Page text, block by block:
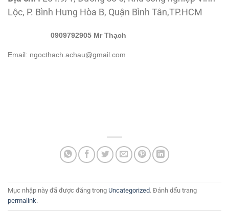
Lộc, P. Bình Hưng Hòa B, Quận Bình Tân,TP.HCM
0909792905 Mr Thạch
Email: ngocthach.achau@gmail.com
Mục nhập này đã được đăng trong Uncategorized. Đánh dấu trang
permalink.